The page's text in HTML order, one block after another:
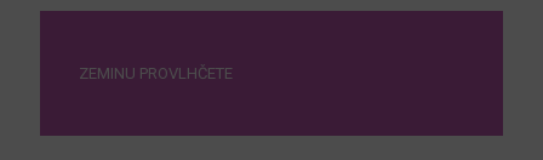
ZEMINU PROVLHČETE